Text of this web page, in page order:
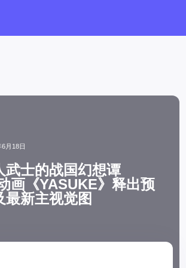
6月18日
武士的战国幻想谭
画《YASUKE》释出预
最新主视觉图